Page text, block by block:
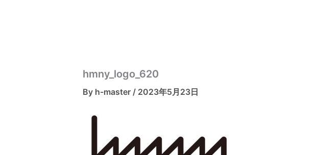
hmny_logo_620
By h-master / 2023年5月23日